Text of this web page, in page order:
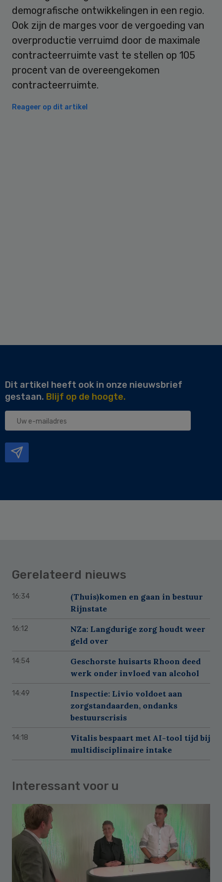
demografische ontwikkelingen in een regio.
Ook zijn de marges voor de vergoeding van
overproductie verruimd door de maximale
contracteerruimte vast te stellen op 105
procent van de overeengekomen
contracteerruimte.
Reageer op dit artikel
Dit artikel heeft ook in onze nieuwsbrief
gestaan. Blijf op de hoogte.
Uw
Gerelateerd nieuws
16:34
(Thuis)komen en gaan in bestuur
Rijnstate
16:12
NZa: Langdurige zorg houdt weer
geld over
14:54
Geschorste huisarts Rhoon deed
werk onder invloed van alcohol
14:49
Inspectie: Livio voldoet aan
zorgstandaarden, ondanks
bestuurscrisis
14:18
Vitalis bespaart met AI-tool tijd bij
multidisciplinaire intake
Interessant voor u